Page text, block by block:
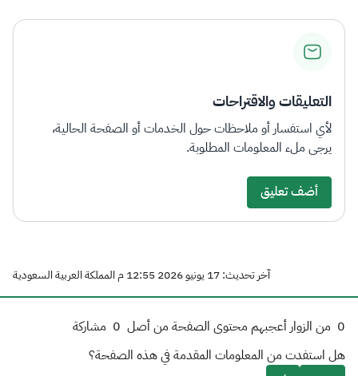
التعليقات والاقتراحات
لأي استفسار أو ملاحظات حول الخدمات أو الصفحة الحالية،
يرجى ملء المعلومات المطلوبة.
أضف تعليق
آخر تحديث: 17 يونيو 2026 12:55 م المملكة العربية السعودية
0 من الزوار أعجبهم محتوى الصفحة من أصل 0 مشاركة
هل استفدت من المعلومات المقدمة في هذه الصفحة؟